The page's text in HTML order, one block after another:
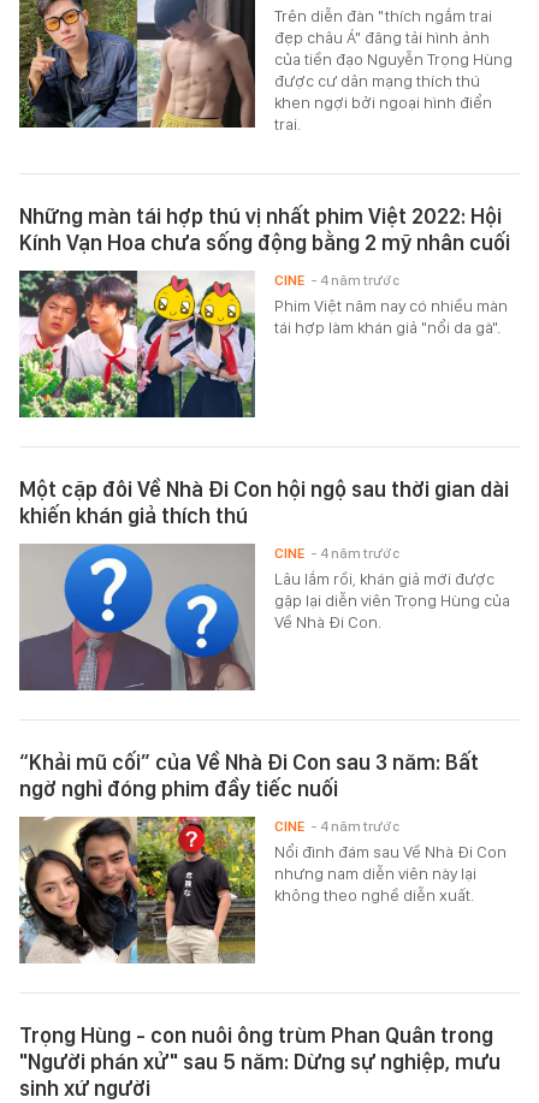
Trên diễn đàn "thích ngắm trai
đẹp châu Á" đăng tải hình ảnh
của tiền đạo Nguyễn Trọng Hùng
được cư dân mạng thích thú
khen ngợi bởi ngoại hình điển
trai.
Những màn tái hợp thú vị nhất phim Việt 2022: Hội
Kính Vạn Hoa chưa sống động bằng 2 mỹ nhân cuối
Phim Việt năm nay có nhiều màn
tái hợp làm khán giả "nổi da gà".
CINE - 4 năm trước
Một cặp đôi Về Nhà Đi Con hội ngộ sau thời gian dài
khiến khán giả thích thú
Lâu lắm rồi, khán giả mới được
gặp lại diễn viên Trọng Hùng của
Về Nhà Đi Con.
CINE - 4 năm trước
“Khải mũ cối” của Về Nhà Đi Con sau 3 năm: Bất
ngờ nghỉ đóng phim đầy tiếc nuối
Nổi đình đám sau Về Nhà Đi Con
nhưng nam diễn viên này lại
không theo nghề diễn xuất.
CINE - 4 năm trước
Trọng Hùng - con nuôi ông trùm Phan Quân trong
"Người phán xử" sau 5 năm: Dừng sự nghiệp, mưu
sinh xứ người